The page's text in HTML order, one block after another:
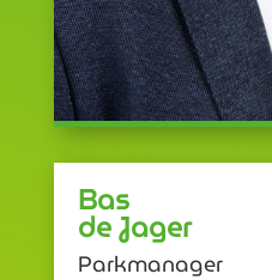
Bas
de Jager
Parkmanager